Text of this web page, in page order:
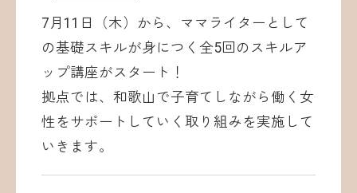
7月11日（木）から、ママライターとして
の基礎スキルが身につく全5回のスキルア
ップ講座がスタート！
拠点では、和歌山で子育てしながら働く女
性をサポートしていく取り組みを実施して
いきます。